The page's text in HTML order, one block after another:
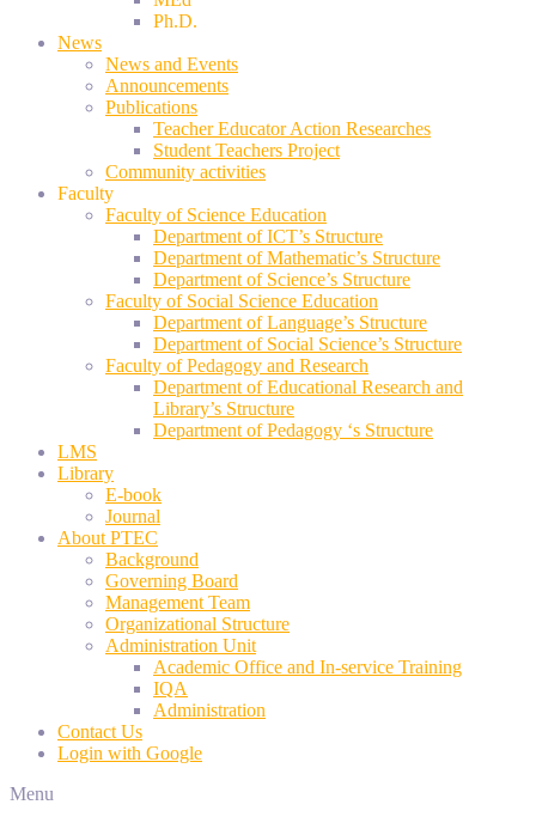
Ph.D.
News
News and Events
Announcements
Publications
Teacher Educator Action Researches
Student Teachers Project
Community activities
Faculty
Faculty of Science Education
Department of ICT’s Structure
Department of Mathematic’s Structure
Department of Science’s Structure
Faculty of Social Science Education
Department of Language’s Structure
Department of Social Science’s Structure
Faculty of Pedagogy and Research
Department of Educational Research and
Library’s Structure
Department of Pedagogy ‘s Structure
LMS
Library
E-book
Journal
About PTEC
Background
Governing Board
Management Team
Organizational Structure
Administration Unit
Academic Office and In-service Training
IQA
Administration
Contact Us
Login with Google
Menu